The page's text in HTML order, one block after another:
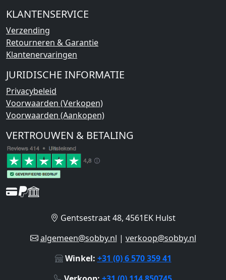
KLANTENSERVICE
Verzending
Retourneren & Garantie
Klantenervaringen
JURIDISCHE INFORMATIE
Privacybeleid
Voorwaarden (Verkopen)
Voorwaarden (Aankopen)
VERTROUWEN & BETALING
Gentsestraat 48, 4561EK Hulst
algemeen@sobby.nl | verkoop@sobby.nl
Winkel: +31 (0) 6 570 359 41